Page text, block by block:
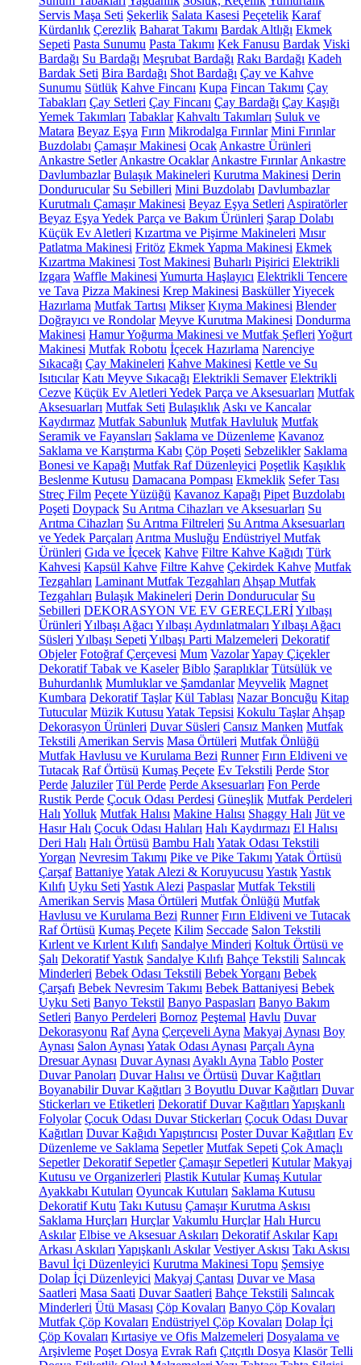
Servis Maşa Seti Şekerlik Salata Kasesi Peçetelik Karaf
Kürdanlık Çerezlik Baharat Takımı Bardak Altlığı Ekmek
Sepeti Pasta Sunumu Pasta Takımı Kek Fanusu Bardak Viski
Bardağı Su Bardağı Meşrubat Bardağı Rakı Bardağı Kadeh
Bardak Seti Bira Bardağı Shot Bardağı Çay ve Kahve
Sunumu Sütlük Kahve Fincanı Kupa Fincan Takımı Çay
Tabakları Çay Setleri Çay Fincanı Çay Bardağı Çay Kaşığı
Yemek Takımları Tabaklar Kahvaltı Takımları Suluk ve
Matara Beyaz Eşya Fırın Mikrodalga Fırınlar Mini Fırınlar
Buzdolabı Çamaşır Makinesi Ocak Ankastre Ürünleri
Ankastre Setler Ankastre Ocaklar Ankastre Fırınlar Ankastre
Davlumbazlar Bulaşık Makineleri Kurutma Makinesi Derin
Dondurucular Su Sebilleri Mini Buzdolabı Davlumbazlar
Kurutmalı Çamaşır Makinesi Beyaz Eşya Setleri Aspiratörler
Beyaz Eşya Yedek Parça ve Bakım Ürünleri Şarap Dolabı
Küçük Ev Aletleri Kızartma ve Pişirme Makineleri Mısır
Patlatma Makinesi Fritöz Ekmek Yapma Makinesi Ekmek
Kızartma Makinesi Tost Makinesi Buharlı Pişirici Elektrikli
Izgara Waffle Makinesi Yumurta Haşlayıcı Elektrikli Tencere
ve Tava Pizza Makinesi Krep Makinesi BasküllerYiyecek
Hazırlama Mutfak Tartısı Mikser Kıyma Makinesi Blender
Doğrayıcı ve Rondolar Meyve Kurutma Makinesi Dondurma
Makinesi Hamur Yoğurma Makinesi ve Mutfak Şefleri Yoğurt
Makinesi Mutfak Robotu İçecek Hazırlama Narenciye
Sıkacağı Çay Makineleri Kahve Makinesi Kettle ve Su
Isıtıcılar Katı Meyve Sıkacağı Elektrikli Semaver Elektrikli
Cezve Küçük Ev Aletleri Yedek Parça ve Aksesuarları Mutfak
Aksesuarları Mutfak Seti Bulaşıklık Askı ve Kancalar
Kaydırmaz Mutfak Sabunluk Mutfak Havluluk Mutfak
Seramik ve Fayansları Saklama ve Düzenleme Kavanoz
Saklama ve Karıştırma Kabı Çöp Poşeti Sebzelikler Saklama
Bonesi ve Kapağı Mutfak Raf Düzenleyici Poşetlik Kaşıklık
Beslenme Kutusu Damacana Pompası Ekmeklik Sefer Tası
Streç Film Peçete Yüzüğü Kavanoz Kapağı Pipet Buzdolabı
Poşeti Doypack Su Arıtma Cihazları ve Aksesuarları Su
Arıtma Cihazları Su Arıtma Filtreleri Su Arıtma Aksesuarları
ve Yedek Parçaları Arıtma Musluğu Endüstriyel Mutfak
Ürünleri Gıda ve İçecek Kahve Filtre Kahve Kağıdı Türk
Kahvesi Kapsül Kahve Filtre Kahve Çekirdek Kahve Mutfak
Tezgahları Laminant Mutfak Tezgahları Ahşap Mutfak
Tezgahları Bulaşık Makineleri Derin Dondurucular Su
Sebilleri DEKORASYON VE EV GEREÇLERİYılbaşı
Ürünleri Yılbaşı Ağacı Yılbaşı Aydınlatmaları Yılbaşı Ağacı
Süsleri Yılbaşı Sepeti Yılbaşı Parti Malzemeleri Dekoratif
Objeler Fotoğraf Çerçevesi Mum VazolarYapay Çiçekler
Dekoratif Tabak ve Kaseler Biblo Şaraplıklar Tütsülük ve
Buhurdanlık Mumluklar ve Şamdanlar Meyvelik Magnet
Kumbara Dekoratif Taşlar Kül Tablası Nazar Boncuğu Kitap
Tutucular Müzik Kutusu Yatak Tepsisi Kokulu Taşlar Ahşap
Dekorasyon Ürünleri Duvar Süsleri Cansız Manken Mutfak
Tekstili Amerikan Servis Masa Örtüleri Mutfak Önlüğü
Mutfak Havlusu ve Kurulama Bezi Runner Fırın Eldiveni ve
Tutacak Raf Örtüsü Kumaş Peçete Ev Tekstili Perde Stor
Perde Jaluziler Tül Perde Perde Aksesuarları Fon Perde
Rustik Perde Çocuk Odası Perdesi Güneşlik Mutfak Perdeleri
Halı Yolluk Mutfak Halısı Makine Halısı Shaggy Halı Jüt ve
Hasır Halı Çocuk Odası Halıları Halı Kaydırmazı El Halısı
Deri Halı Halı Örtüsü Bambu Halı Yatak Odası Tekstili
Yorgan Nevresim Takımı Pike ve Pike Takımı Yatak Örtüsü
Çarşaf BattaniyeYatak Alezi & Koruyucusu YastıkYastık
Kılıfı Uyku Seti Yastık Alezi Paspaslar Mutfak Tekstili
Amerikan Servis Masa Örtüleri Mutfak Önlüğü Mutfak
Havlusu ve Kurulama Bezi Runner Fırın Eldiveni ve Tutacak
Raf Örtüsü Kumaş Peçete Kilim Seccade Salon Tekstili
Kırlent ve Kırlent Kılıfı Sandalye Minderi Koltuk Örtüsü ve
Şalı Dekoratif Yastık Sandalye Kılıfı Bahçe Tekstili Salıncak
Minderleri Bebek Odası Tekstili Bebek Yorganı Bebek
Çarşafı Bebek Nevresim Takımı Bebek Battaniyesi Bebek
Uyku Seti Banyo Tekstil Banyo Paspasları Banyo Bakım
Setleri Banyo Perdeleri Bornoz Peştemal Havlu Duvar
Dekorasyonu Raf Ayna Çerçeveli Ayna Makyaj Aynası Boy
Aynası Salon Aynası Yatak Odası Aynası Parçalı Ayna
Dresuar Aynası Duvar Aynası Ayaklı Ayna Tablo Poster
Duvar Panoları Duvar Halısı ve Örtüsü Duvar Kağıtları
Boyanabilir Duvar Kağıtları 3 Boyutlu Duvar Kağıtları Duvar
Stickerları ve Etiketleri Dekoratif Duvar Kağıtları Yapışkanlı
Folyolar Çocuk Odası Duvar Stickerları Çocuk Odası Duvar
Kağıtları Duvar Kağıdı Yapıştırıcısı Poster Duvar Kağıtları Ev
Düzenleme ve Saklama Sepetler Mutfak Sepeti Çok Amaçlı
Sepetler Dekoratif Sepetler Çamaşır Sepetleri Kutular Makyaj
Kutusu ve Organizerleri Plastik Kutular Kumaş Kutular
Ayakkabı Kutuları Oyuncak Kutuları Saklama Kutusu
Dekoratif Kutu Takı Kutusu Çamaşır Kurutma Askısı
Saklama Hurçları Hurçlar Vakumlu Hurçlar Halı Hurcu
Askılar Elbise ve Aksesuar Askıları Dekoratif Askılar Kapı
Arkası Askıları Yapışkanlı Askılar Vestiyer Askısı Takı Askısı
Bavul İçi Düzenleyici Kurutma Makinesi Topu Şemsiye
Dolap İçi Düzenleyici Makyaj Çantası Duvar ve Masa
Saatleri Masa Saati Duvar Saatleri Bahçe Tekstili Salıncak
Minderleri Ütü Masası Çöp Kovaları Banyo Çöp Kovaları
Mutfak Çöp Kovaları Endüstriyel Çöp Kovaları Dolap İçi
Çöp Kovaları Kırtasiye ve Ofis Malzemeleri Dosyalama ve
Arşivleme Poşet Dosya Evrak Rafı Çıtçıtlı Dosya Klasör Telli